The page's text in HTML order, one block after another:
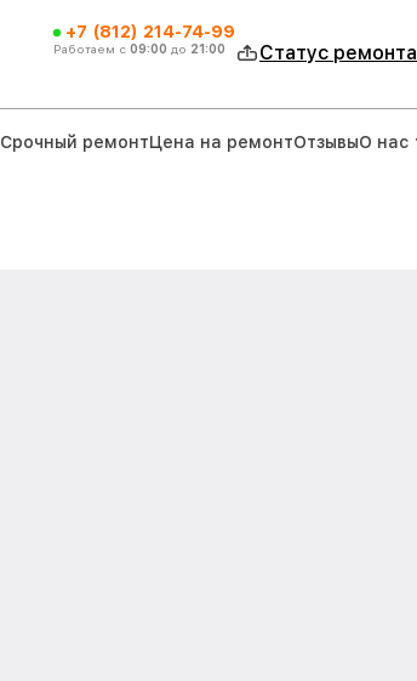
+7 (812) 214-74-99
Работаем с 09:00 до 21:00 Статус ремонта
Срочный ремонтЦена на ремонтОтзывыО нас